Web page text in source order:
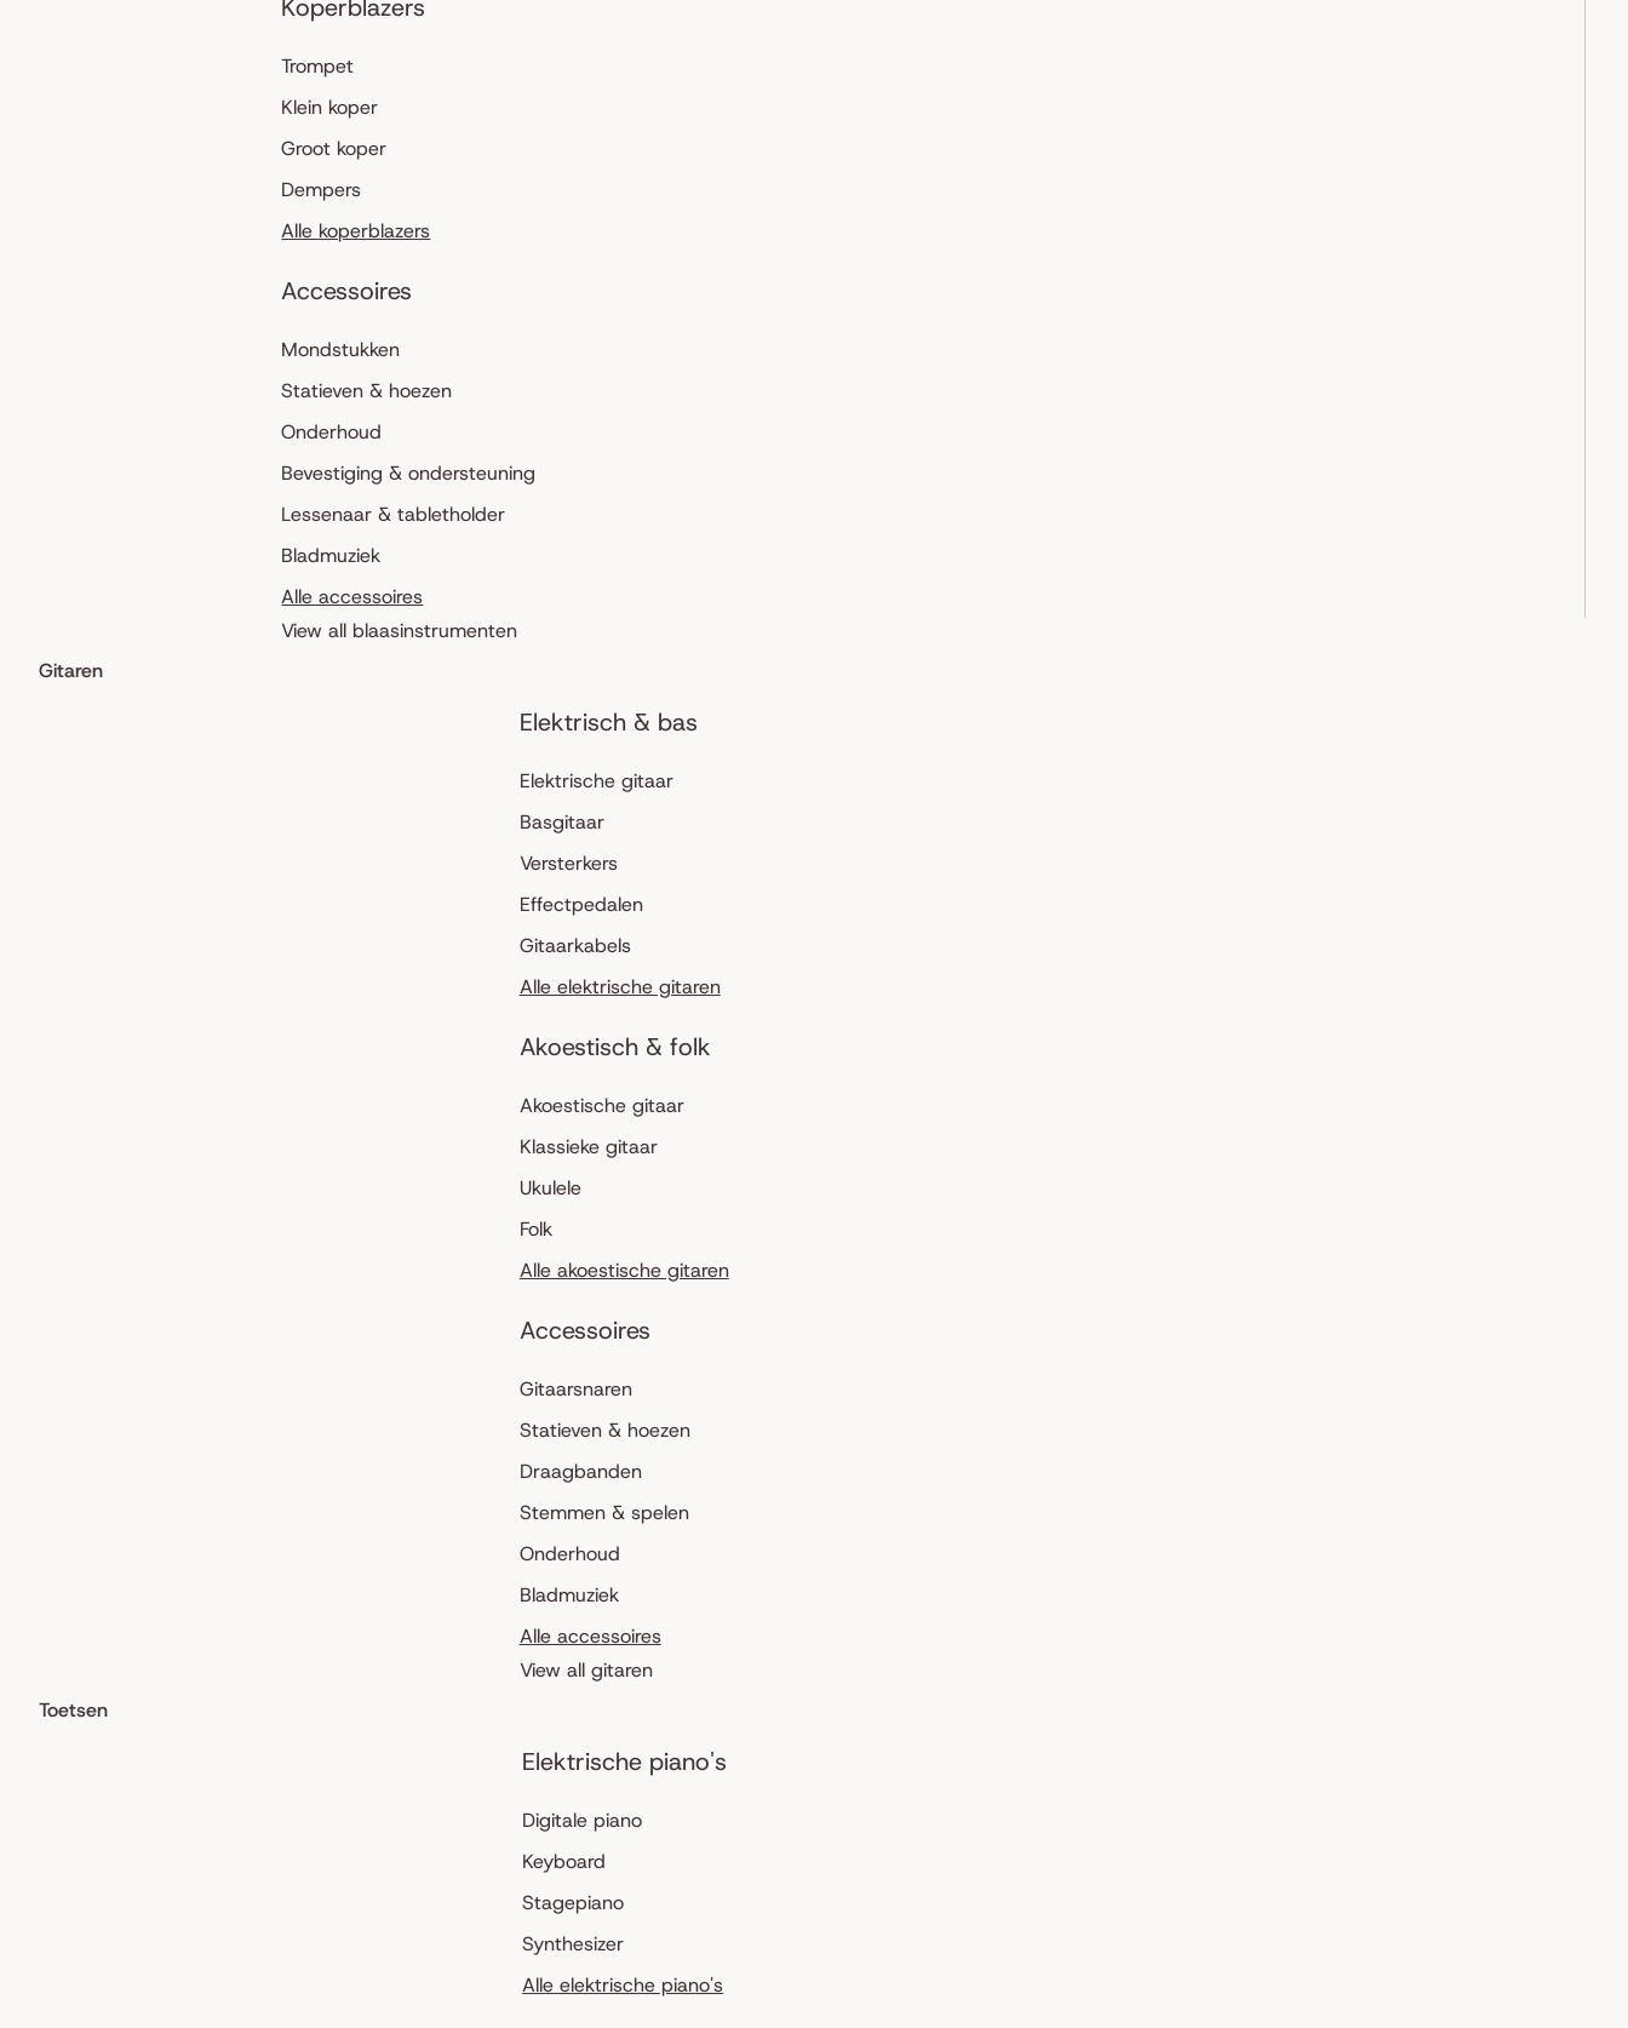
Koperblazers
Trompet
Klein koper
Groot koper
Dempers
Alle koperblazers
Accessoires
Mondstukken
Statieven & hoezen
Onderhoud
Bevestiging & ondersteuning
Lessenaar & tabletholder
Bladmuziek
Alle accessoires
View all blaasinstrumenten
Gitaren
Elektrisch & bas
Elektrische gitaar
Basgitaar
Versterkers
Effectpedalen
Gitaarkabels
Alle elektrische gitaren
Akoestisch & folk
Akoestische gitaar
Klassieke gitaar
Ukulele
Folk
Alle akoestische gitaren
Accessoires
Gitaarsnaren
Statieven & hoezen
Draagbanden
Stemmen & spelen
Onderhoud
Bladmuziek
Alle accessoires
View all gitaren
Toetsen
Elektrische piano's
Digitale piano
Keyboard
Stagepiano
Synthesizer
Alle elektrische piano's